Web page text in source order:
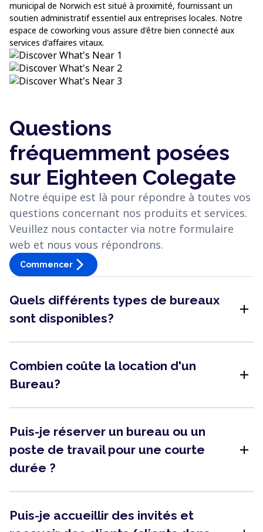
municipal de Norwich est situé à proximité, fournissant un
soutien administratif essentiel aux entreprises locales. Notre
espace de coworking vous assure d'être bien connecté aux
services d'affaires vitaux.
Questions
fréquemment posées
sur Eighteen Colegate
Notre équipe est là pour répondre à toutes vos
questions concernant nos produits et services.
Veuillez nous contacter via notre formulaire
web et nous vous répondrons.
Commencer arrow_forward_ios
Quels différents types de bureaux
sont disponibles?
add
Combien coûte la location d'un
Bureau?
add
Puis-je réserver un bureau ou un
poste de travail pour une courte
durée ?
add
Puis-je accueillir des invités et